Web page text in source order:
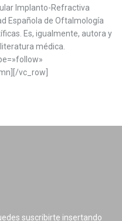
Implanto-Refractiva
Española de Oftalmología
Es, igualmente, autora y
médica.
vc_row]
suscribirte insertando